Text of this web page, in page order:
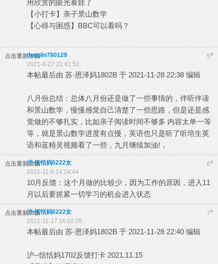
用欣赏的眼光看娃了
【小打卡】亲子景山数学
【心得与困惑】BBC可以看吗？
点击重新加载 5#
denglin780129
2021-8-27 21:41:53
本帖最后由 苏-恩泽妈1802B 于 2021-11-28 22:38 编辑
八月份总结：总体八月份还是做了一些事情的，伴听伴读
和景山数学，慢慢感觉自己清楚了一些思路，但是还是感
觉做的不够扎实，比如亲子阅读时间不够多 内容太单一等
等，就是景山数学进度有点慢，英语也只是听了听培生英
语和蓝精灵视频看了一些，九月继续加油!，
点击重新加载 6#
沪-恬恬妈0222女
2021-11-8 14:24:44
10月反馈：这个月做的比较少，因为工作的原因，进入11
月以后要抓紧一切学习的机会进入状态
点击重新加载 7#
沪-恬恬妈0222女
2021-11-17 16:02:05
本帖最后由 苏-恩泽妈1802B 于 2021-11-28 22:40 编辑
沪--恬恬妈1702反馈打卡 2021.11.15